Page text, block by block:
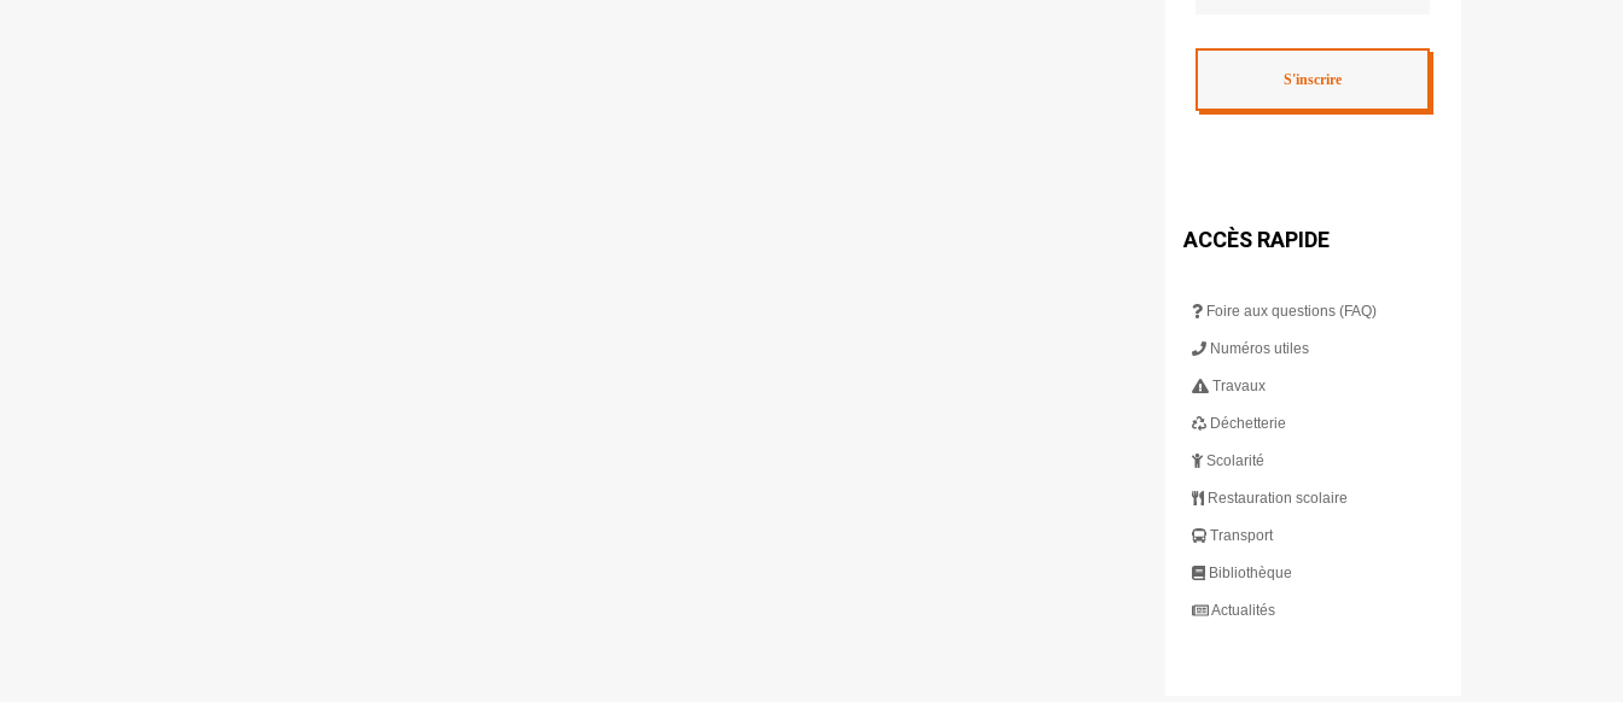
ACCÈS RAPIDE
Foire aux questions (FAQ)
Numéros utiles
Travaux
Déchetterie
Scolarité
Restauration scolaire
Transport
Bibliothèque
Actualités